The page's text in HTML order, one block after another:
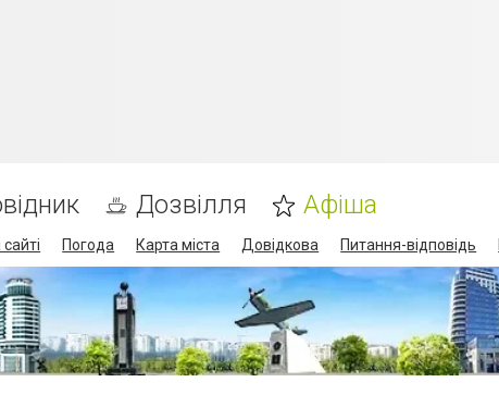
Дозвілля Афіша
Погода Карта міста Довідкова Питання-відповідь